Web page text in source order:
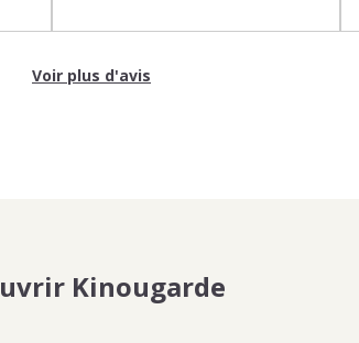
Voir plus d'avis
Kinougarde